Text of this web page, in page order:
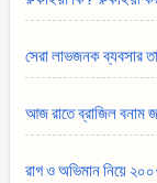
সেরা লাভজনক ব্যবসার
আজ রাতে ব্রাজিল বনাম
রাগ ও অভিমান নিয়ে